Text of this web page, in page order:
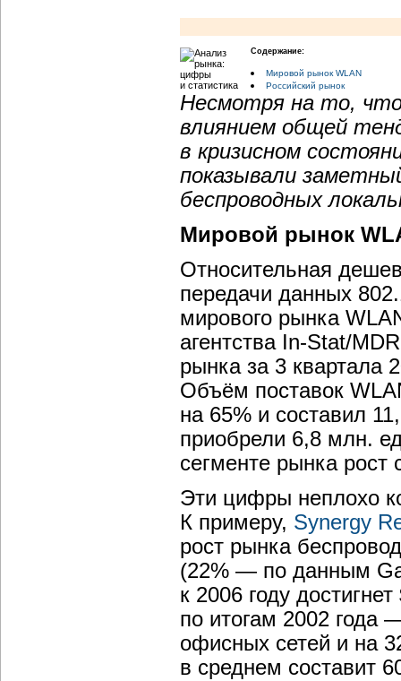
Содержание:
Мировой рынок WLAN
Российский рынок
Несмотря на то, что
влиянием общей
в кризисном
показывали
беспроводных
Мировой рынок
Относительная
передачи данных
мирового рынка
агентства In-Stat/
рынка за 3 квартала
Объём поставок
на 65% и составил
приобрели 6,8 млн.
сегменте рынка рост
Эти цифры неплохо
К примеру, Synergy
рост рынка
(22% — по данным
к 2006 году
по итогам 2002 года
офисных сетей и на
в среднем составит